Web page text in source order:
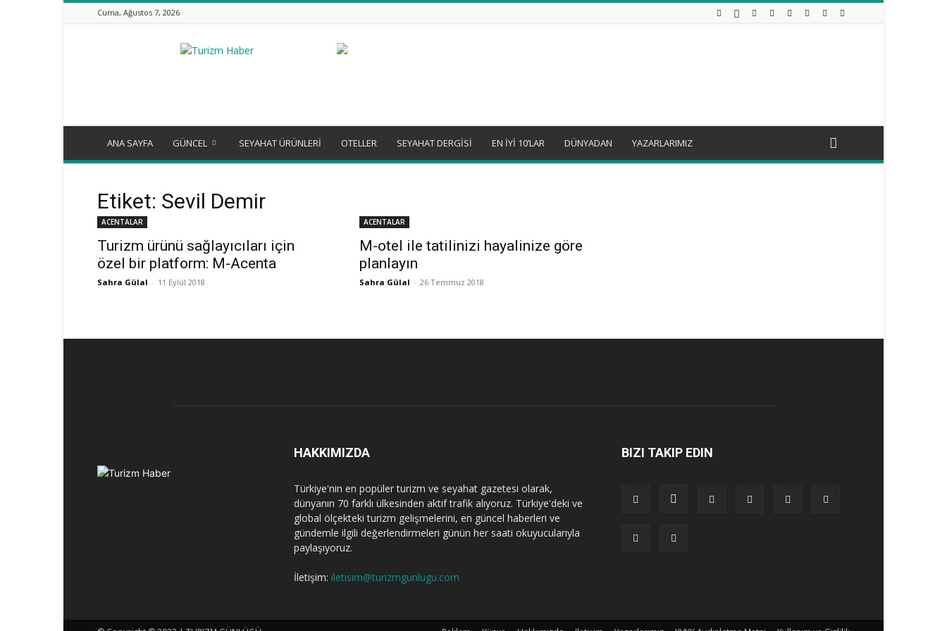
Cuma, Ağustos 7, 2026
Turizm
ANA SAYFA GÜNCEL SEYAHAT ÜRÜNLERİ OTELLER SEYAHAT DERGİSİ EN İYİ 10’LAR DÜNYADAN YAZARLARIMIZ
Etiket: Sevil Demir
ACENTALAR
Turizm ürünü sağlayıcıları için
özel bir platform: M-Acenta
Sahra Gülal - 11 Eylül 2018
ACENTALAR
M-otel ile tatilinizi hayalinize göre
planlayın
Sahra Gülal - 26 Temmuz 2018
HAKKIMIZDA
Türkiye'nin en popüler turizm ve seyahat gazetesi olarak,
dünyanın 70 farklı ülkesinden aktif trafik alıyoruz. Türkiye'deki ve
global ölçekteki turizm gelişmelerini, en güncel haberleri ve
gündemle ilgili değerlendirmeleri günün her saati okuyucularıyla
paylaşıyoruz.
İletişim: iletisim@turizmgunlugu.com
BIZI TAKIP EDIN